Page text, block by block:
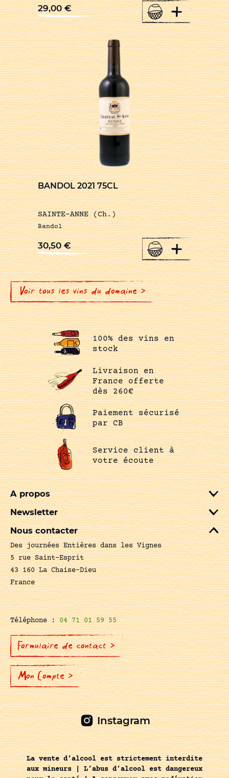
29,00€ +
BANDOL 2021 75CL
SAINTE-ANNE (Ch.)
Bandol
30,50€ +
Voir tous les vins du domaine >
100% des vins en
stock
Livraison en
France offerte
dès 260€
Paiement sécurisé
par CB
Service client à
votre écoute
A propos
Newsletter
Nous contacter
Des journées Entières dans les Vignes
5 rue Saint-Esprit
43 160 La Chaise-Dieu
France
Téléphone :04 71 01 59 55
Formulaire de contact >
Mon Compte >
Instagram
La vente d’alcool est strictement interdite
aux mineurs | L’abus d’alcool est dangereux